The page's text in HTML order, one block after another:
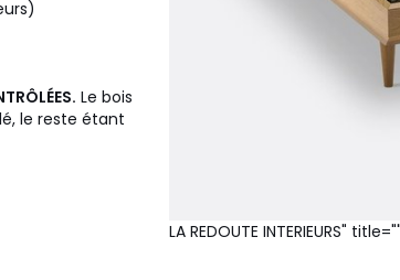
Le bois
le reste étant
LA REDOUTE INTERIEURS"